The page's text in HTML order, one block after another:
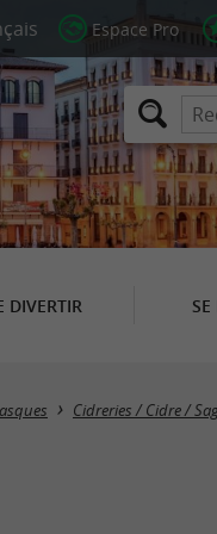
Espace Pro
DIVERTIR
Cidreries / Cidre /